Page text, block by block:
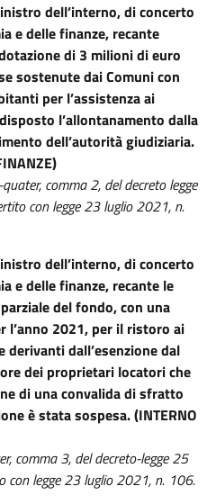
dell’interno, di concerto
e delle finanze, recante
di 3 milioni di euro
sostenute dai Comuni con
per l’assistenza ai
l’allontanamento dalla
dell’autorità giudiziaria.
comma 2, del decreto legge
con legge 23 luglio 2021, n.
dell’interno, di concerto
e delle finanze, recante le
del fondo, con una
l’anno 2021, per il ristoro ai
dall’esenzione dal
dei proprietari locatori che
di una convalida di sfratto
è stata sospesa. (INTERNO
comma 3, del decreto-legge 25
con legge 23 luglio 2021, n. 106.